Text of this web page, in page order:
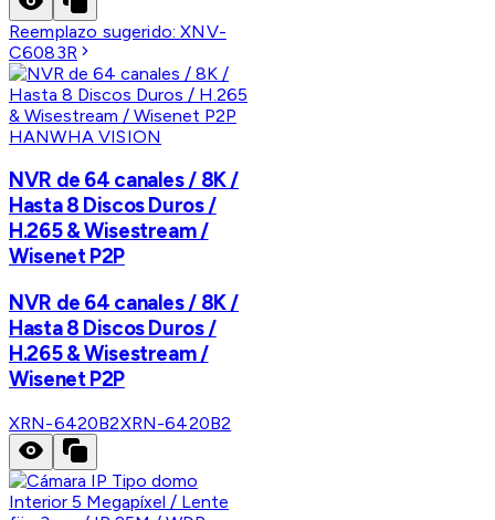
Reemplazo sugerido:XNV-
C6083R
HANWHA VISION
NVR de 64 canales / 8K /
Hasta 8 Discos Duros /
H.265 & Wisestream /
Wisenet P2P
NVR de 64 canales / 8K /
Hasta 8 Discos Duros /
H.265 & Wisestream /
Wisenet P2P
XRN-6420B2XRN-6420B2